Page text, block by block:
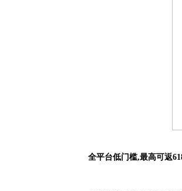
全平台低门槛,最高可返